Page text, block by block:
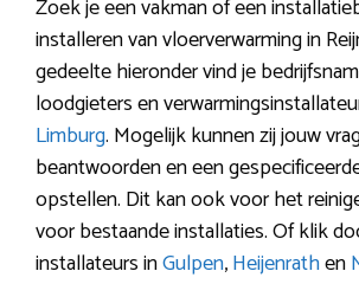
Zoek je een vakman of een
installeren van vloerverwarming in
gedeelte hieronder vind je
loodgieters en
Limburg. Mogelijk kunnen zij jouw
beantwoorden en een
opstellen. Dit kan ook voor het
voor bestaande installaties. Of klik
installateurs inGulpen,Heijenrathen